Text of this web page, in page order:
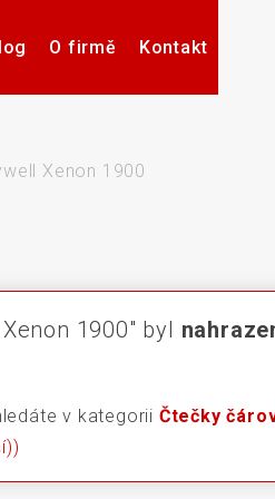
O firmě Kontakt
Systémy strojového
Interaktivní
Xenon 1900
1900" byl
v kategorii Čtečky